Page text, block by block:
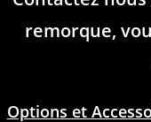
remorque,
Options et